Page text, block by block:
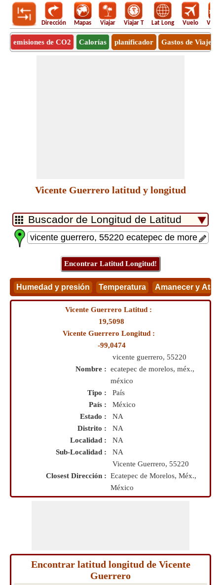
Dirección Mapas Viajar Viajar T Lat Long Vuelo
emisiones de CO2 Calorías planificador Gastos de Viaje
Vicente Guerrero latitud y longitud
Vicente Guerrero Latitud :
19,5098
Vicente Guerrero Longitud :
-99,0474
Nombre :
vicente guerrero, 55220
ecatepec de morelos, méx.,
méxico
Tipo :
País
País :
México
Estado :
NA
Distrito :
NA
Localidad :
NA
Sub-Localidad :
NA
Closest Dirección :
Vicente Guerrero, 55220
Ecatepec de Morelos, Méx.,
México
Encontrar latitud longitud de Vicente
Guerrero